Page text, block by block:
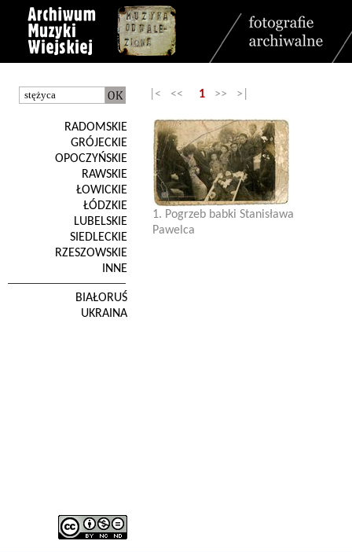
RADOMSKIE
GRÓJECKIE
OPOCZYŃSKIE
RAWSKIE
ŁOWICKIE
ŁÓDZKIE
LUBELSKIE
SIEDLECKIE
RZESZOWSKIE
INNE
BIAŁORUŚ
UKRAINA
|< << 1 >> >|
1. Pogrzeb babki Stanisława
Pawelca